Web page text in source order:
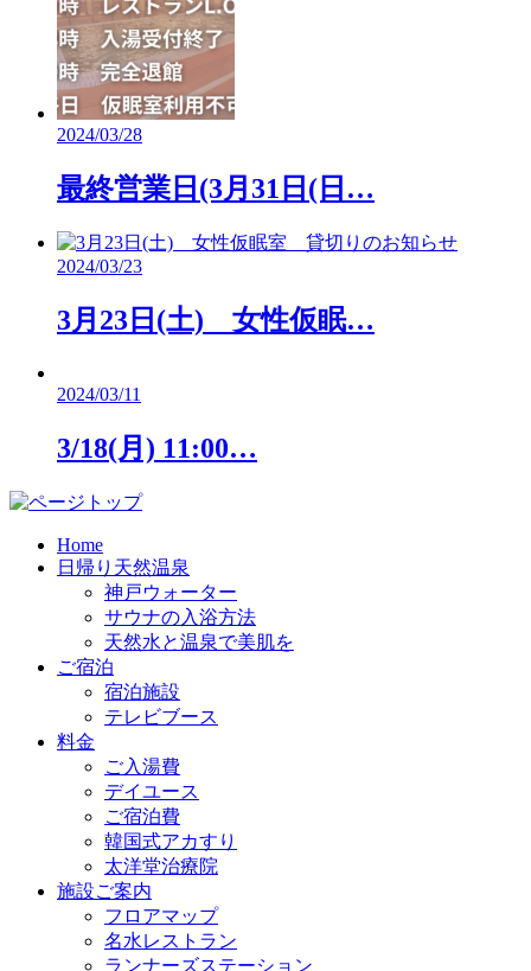
2024/03/28
最終営業日(3月31日(日…
2024/03/23
3月23日(土) 女性仮眠…
2024/03/11
3/18(月) 11:00…
Home
日帰り天然温泉
神戸ウォーター
サウナの入浴方法
天然水と温泉で美肌を
ご宿泊
宿泊施設
テレビブース
料金
ご入湯費
デイユース
ご宿泊費
韓国式アカすり
太洋堂治療院
施設ご案内
フロアマップ
名水レストラン
ランナーズステーション